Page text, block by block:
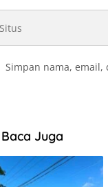
Simpan nama,
Baca Juga